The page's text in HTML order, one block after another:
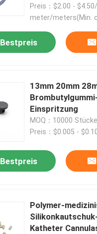
Preis：$2.00 -
meter/meters(Min.
Bestpreis
13mm 20mm
Einspritzung
MOQ：10000 Stücke
Preis：$0.005 -
Bestpreis
Polymer-
Katheter